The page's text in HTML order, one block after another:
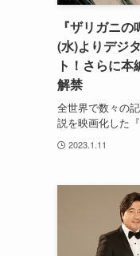
『ザリガニ
(水)よりデジ
ト！さらに
解禁
全世界で数々の
説を映画化した
2023.1.11